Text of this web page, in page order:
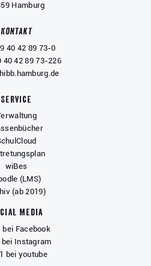
Hamburg
Kontakt
40 42 89 73-0
40 42 89 73-226
Service
wiBes
(LMS)
(ab 2019)
Media
bei Facebook
bei Instagram
bei youtube